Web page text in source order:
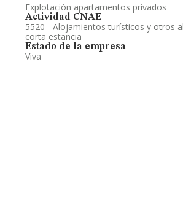
Explotación apartamentos privados
Actividad CNAE
5520 - Alojamientos turísticos y otros
corta estancia
Estado de la empresa
Viva